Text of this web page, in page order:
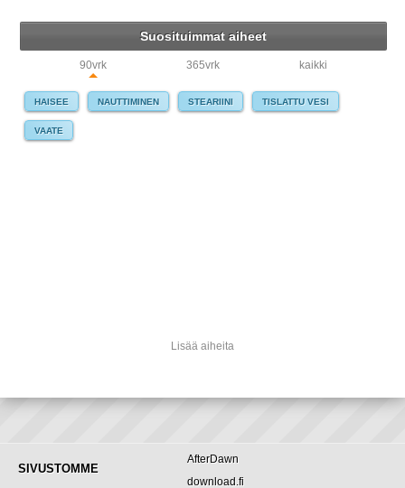
Suosituimmat aiheet
90vrk 365vrk kaikki
HAISEE NAUTTIMINEN STEARIINI TISLATTU VESI
VAATE
Lisää aiheita
SIVUSTOMME
AfterDawn
download.fi